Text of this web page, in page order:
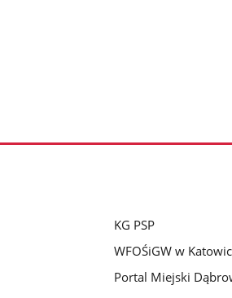
KG PSP
WFOŚiGW w
Portal Miejski